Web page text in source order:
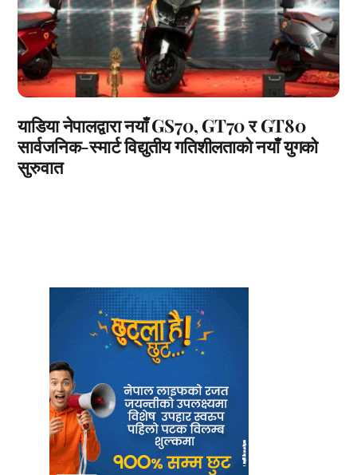
याडिया नेपालद्वारा नयाँ GS70, GT70 र GT80
सार्वजनिक-स्मार्ट विद्युतीय गतिशीलताको नयाँ युगको
सुरुवात